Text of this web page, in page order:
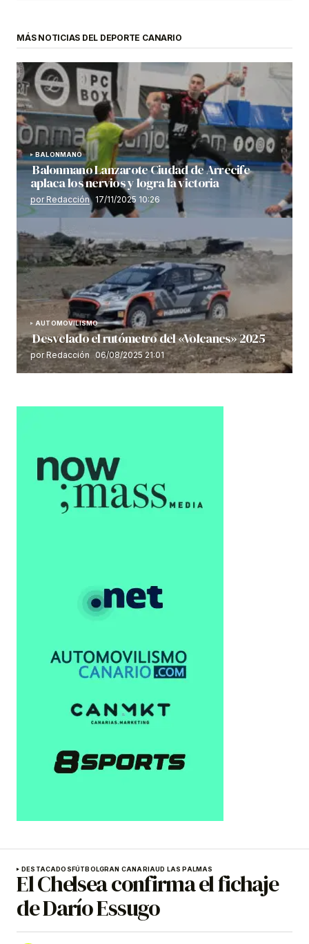
MÁS NOTICIAS DEL DEPORTE CANARIO
BALONMANO
Balonmano Lanzarote Ciudad de Arrecife
aplaca los nervios y logra la victoria
por Redacción 17/11/2025 10:26
AUTOMOVILISMO
Desvelado el rutómetro del «Volcanes» 2025
por Redacción 06/08/2025 21:01
DESTACADOSFÚTBOLGRAN CANARIAUD LAS PALMAS
El Chelsea confirma el fichaje
de Darío Essugo